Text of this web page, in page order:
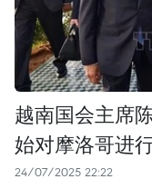
越南国会主席
始对摩洛哥进
24/07/2025 22:22